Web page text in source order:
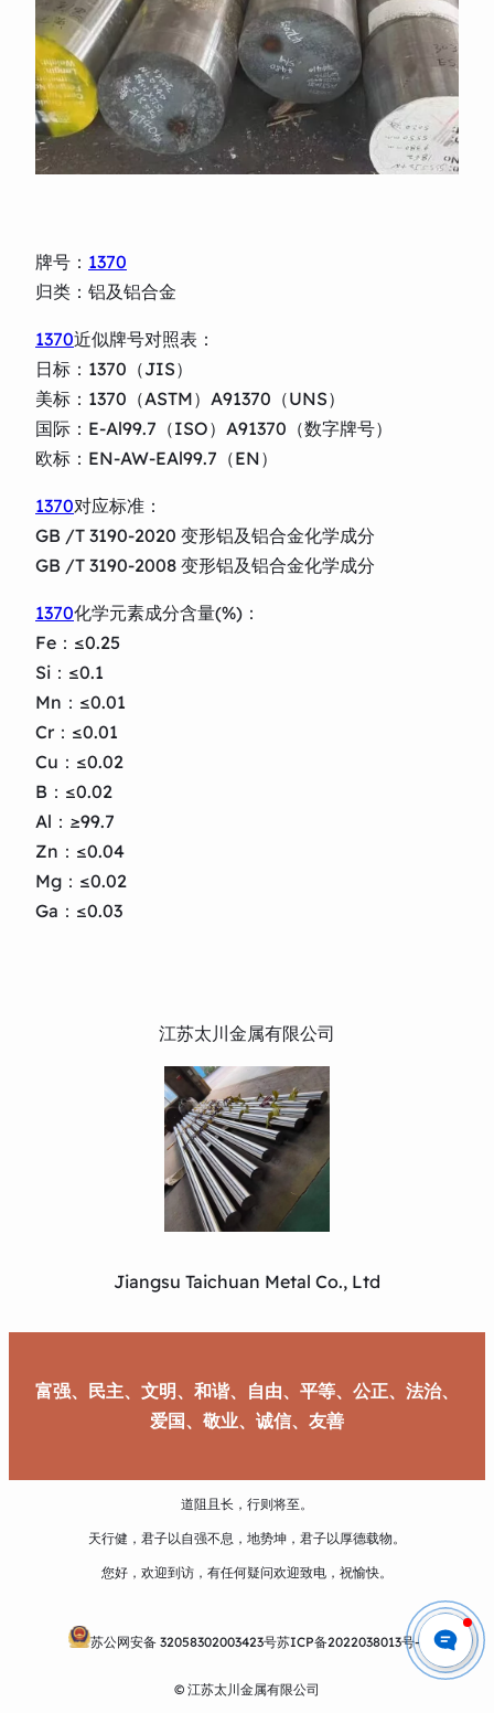
牌号： 1370
归类：铝及铝合金
1370近似牌号对照表：
日标：1370（JIS）
美标：1370（ASTM）A91370（UNS）
国际：E-Al99.7（ISO）A91370（数字牌号）
欧标：EN-AW-EAl99.7（EN）
1370对应标准：
GB /T 3190-2020 变形铝及铝合金化学成分
GB /T 3190-2008 变形铝及铝合金化学成分
1370化学元素成分含量(%)：
Fe：≤0.25
Si：≤0.1
Mn：≤0.01
Cr：≤0.01
Cu：≤0.02
B：≤0.02
Al：≥99.7
Zn：≤0.04
Mg：≤0.02
Ga：≤0.03
江苏太川金属有限公司
Jiangsu Taichuan Metal Co., Ltd
富强、民主、文明、和谐、自由、平等、公正、法治、
爱国、敬业、诚信、友善
道阻且长，行则将至。
天行健，君子以自强不息，地势坤，君子以厚德载物。
您好，欢迎到访，有任何疑问欢迎致电，祝愉快。
苏公网安备 32058302003423号苏ICP备2022038013号-1
© 江苏太川金属有限公司